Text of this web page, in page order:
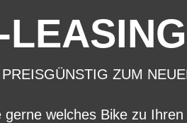
ZUM
gerne welches Bike zu